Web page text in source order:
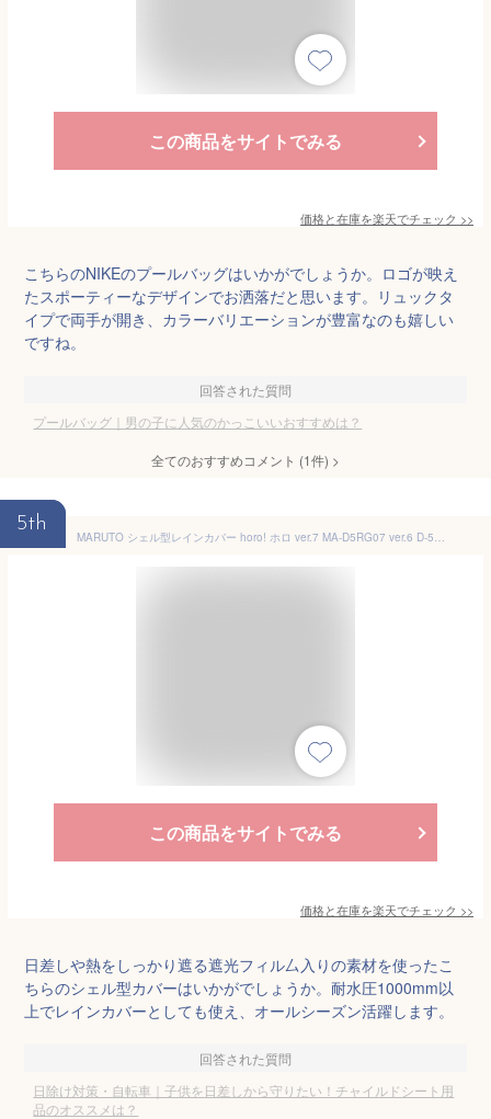
この商品をサイトでみる
価格と在庫を楽天でチェック >>
こちらのNIKEのプールバッグはいかがでしょうか。ロゴが映え
たスポーティーなデザインでお洒落だと思います。リュックタ
イプで両手が開き、カラーバリエーションが豊富なのも嬉しい
ですね。
回答された質問
プールバッグ｜男の子に人気のかっこいいおすすめは？
全てのおすすめコメント (1件) >
5th
MARUTO シェル型レインカバー horo! ホロ ver.7 MA-D5RG07 ver.6 D-5RG6-O horo6 horo7 大久保製作所 自転車 リヤ チャイルドシート用 Gスタイル サンシェード 日除け 紫外線 直射日光 日よけ 雨よけ 風よけ 防寒 後用 梅雨 夏 オールシーズン対応 後ろ子供乗せ用
この商品をサイトでみる
価格と在庫を楽天でチェック >>
日差しや熱をしっかり遮る遮光フィル厶入りの素材を使ったこ
ちらのシェル型カバーはいかがでしょうか。耐水圧1000mm以
上でレインカバーとしても使え、オールシーズン活躍します。
回答された質問
日除け対策・自転車｜子供を日差しから守りたい！チャイルドシート用
品のオススメは？